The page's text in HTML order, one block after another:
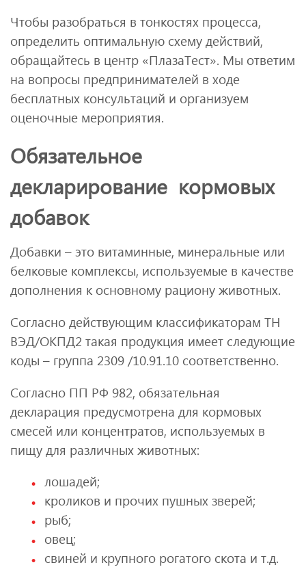
Чтобы разобраться в тонкостях процесса,
определить оптимальную схему действий,
обращайтесь в центр «ПлазаТест». Мы ответим
на вопросы предпринимателей в ходе
бесплатных консультаций и организуем
оценочные мероприятия.
Обязательное
декларирование кормовых
добавок
Добавки – это витаминные, минеральные или
белковые комплексы, используемые в качестве
дополнения к основному рациону животных.
Согласно действующим классификаторам ТН
ВЭД/ОКПД2 такая продукция имеет следующие
коды – группа 2309 /10.91.10 соответственно.
Согласно ПП РФ 982, обязательная
декларация предусмотрена для кормовых
смесей или концентратов, используемых в
пищу для различных животных:
лошадей;
кроликов и прочих пушных зверей;
рыб;
овец;
свиней и крупного рогатого скота и т.д.